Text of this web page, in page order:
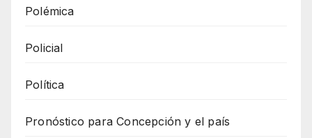
Polémica
Policial
Política
Pronóstico para Concepción y el país